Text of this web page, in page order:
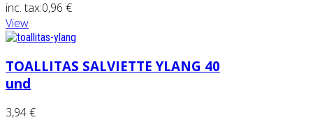
inc. tax:0,96 €
View
TOALLITAS SALVIETTE YLANG 40
und
3,94 €